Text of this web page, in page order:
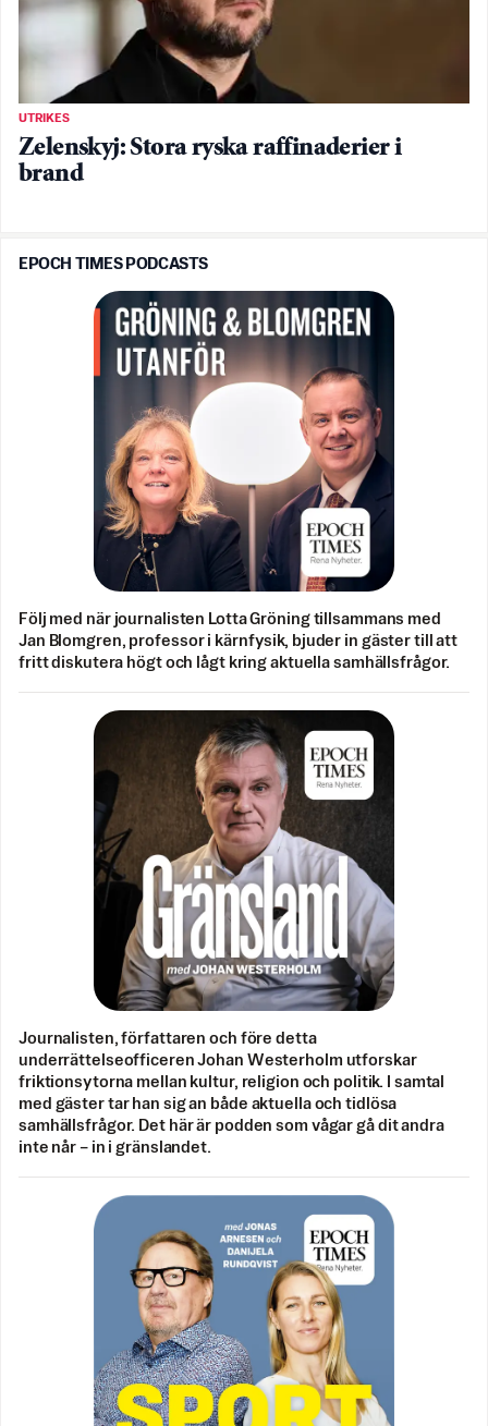
UTRIKES
Zelenskyj: Stora ryska raffinaderier i
brand
EPOCH TIMES PODCASTS
Följ med när journalisten Lotta Gröning tillsammans med
Jan Blomgren, professor i kärnfysik, bjuder in gäster till att
fritt diskutera högt och lågt kring aktuella samhällsfrågor.
Journalisten, författaren och före detta
underrättelseofficeren Johan Westerholm utforskar
friktionsytorna mellan kultur, religion och politik. I samtal
med gäster tar han sig an både aktuella och tidlösa
samhällsfrågor. Det här är podden som vågar gå dit andra
inte når – in i gränslandet.